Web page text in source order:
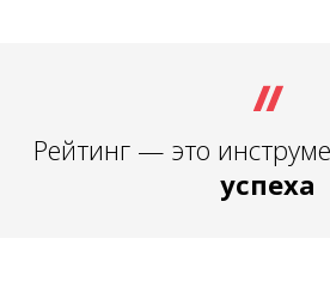
Рейтинг — это
успеха